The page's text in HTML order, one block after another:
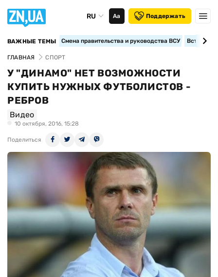
RU Аа Поддержать
ВАЖНЫЕ ТЕМЫ Смена правительства и руководства ВСУ
ГЛАВНАЯ СПОРТ
У "ДИНАМО" НЕТ ВОЗМОЖНОСТИ
КУПИТЬ НУЖНЫХ ФУТБОЛИСТОВ -
РЕБРОВ
Видео
10 октября, 2016, 15:28
Поделиться